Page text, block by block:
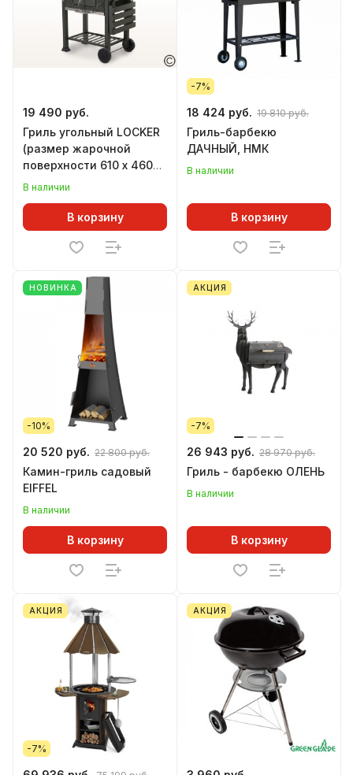
19 490 руб.
Гриль угольный LOCKER
(размер жарочной
поверхности 610 х 460
мм)
В наличии
В корзину
-7%
18 424 руб. 19 810 руб.
Гриль-барбекю
ДАЧНЫЙ, НМК
В наличии
В корзину
НОВИНКА
-10%
20 520 руб. 22 800 руб.
Камин-гриль садовый
EIFFEL
В наличии
В корзину
АКЦИЯ
-7%
26 943 руб. 28 970 руб.
Гриль - барбекю ОЛЕНЬ
В наличии
В корзину
АКЦИЯ
-7%
АКЦИЯ